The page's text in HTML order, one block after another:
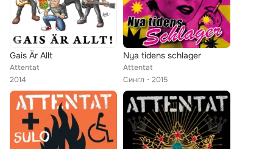
Gais Är Allt
Attentat
2014
Nya tidens schlager
Attentat
Сингл
2015